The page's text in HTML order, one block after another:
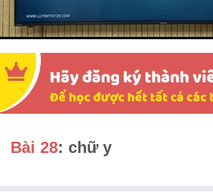
Bài 28: chữ y